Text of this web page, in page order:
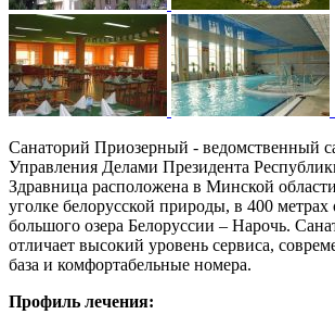
Санаторий Приозерный - ведомственный
Управления Делами Президента
Здравница расположена в Минской
уголке белорусской природы, в 400 метрах
большого озера Белоруссии – Нарочь.
отличает высокий уровень сервиса,
база и комфортабельные номера.
Профиль лечения: